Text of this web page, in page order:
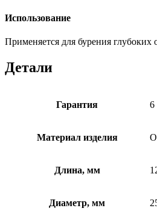
Использование
Применяется для бурения глубоких
Детали
Гарантия 6
Материал изделия
Длина, мм
Диаметр, мм